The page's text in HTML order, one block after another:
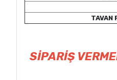
TAVAN
SİPARİŞ